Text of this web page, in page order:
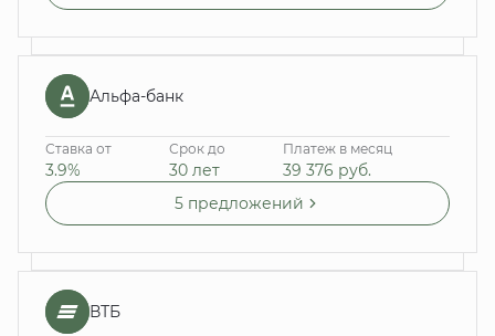
Альфа-банк
Ставка от
3.9%
Срок до
30 лет
Платеж в месяц
39 376 руб.
5 предложений
ВТБ